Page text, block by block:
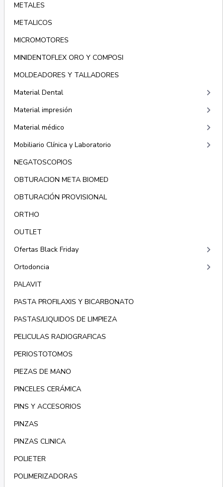
METALES
METALICOS
MICROMOTORES
MINIDENTOFLEX ORO Y COMPOSI
MOLDEADORES Y TALLADORES
Material Dental
keyboard_arrow_right
Material impresión keyboard_arrow_right
Material médico keyboard_arrow_right
Mobiliario Clínica y Laboratorio keyboard_arrow_right
NEGATOSCOPIOS
OBTURACION META BIOMED
OBTURACIÓN PROVISIONAL
ORTHO
OUTLET
Ofertas Black Friday
keyboard_arrow_right
Ortodoncia keyboard_arrow_right
PALAVIT
PASTA PROFILAXIS Y BICARBONATO
PASTAS/LIQUIDOS DE LIMPIEZA
PELICULAS RADIOGRAFICAS
PERIOSTOTOMOS
PIEZAS DE MANO
PINCELES CERÁMICA
PINS Y ACCESORIOS
PINZAS
PINZAS CLINICA
POLIETER
POLIMERIZADORAS